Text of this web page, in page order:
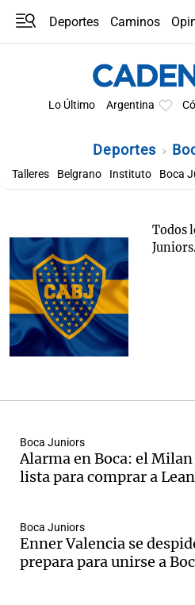
Deportes Caminos
Lo Último Argentina
Deportes
Talleres Belgrano Instituto Boca
Todos
Juniors.
Boca Juniors
Alarma en Boca: el
lista para comprar a
Boca Juniors
Enner Valencia se
prepara para unirse a